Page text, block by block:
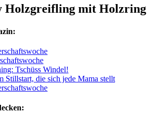
Holzgreifling mit Holzring
Tschüss Windel!
Stillstart, die sich jede Mama stellt